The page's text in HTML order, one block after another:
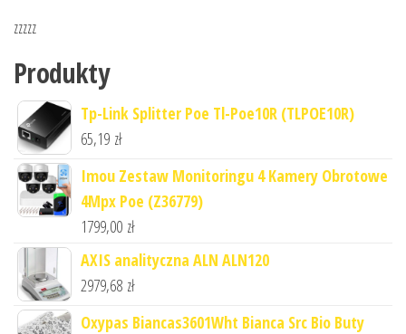
zzzzz
Produkty
Tp-Link Splitter Poe Tl-Poe10R (TLPOE10R)
65,19 zł
Imou Zestaw Monitoringu 4 Kamery Obrotowe
4Mpx Poe (Z36779)
1799,00 zł
AXIS analityczna ALN ALN120
2979,68 zł
Oxypas Biancas3601Wht Bianca Src Bio Buty